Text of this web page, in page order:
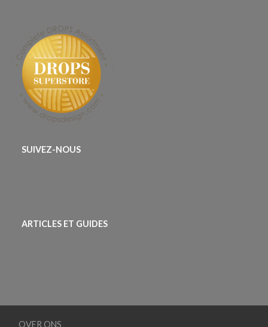
SUIVEZ-NOUS
ARTICLES ET GUIDES
OVER ONS